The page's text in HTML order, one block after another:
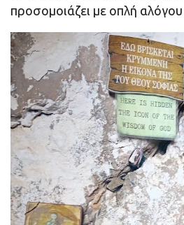
προσομοιάζει με οπλή